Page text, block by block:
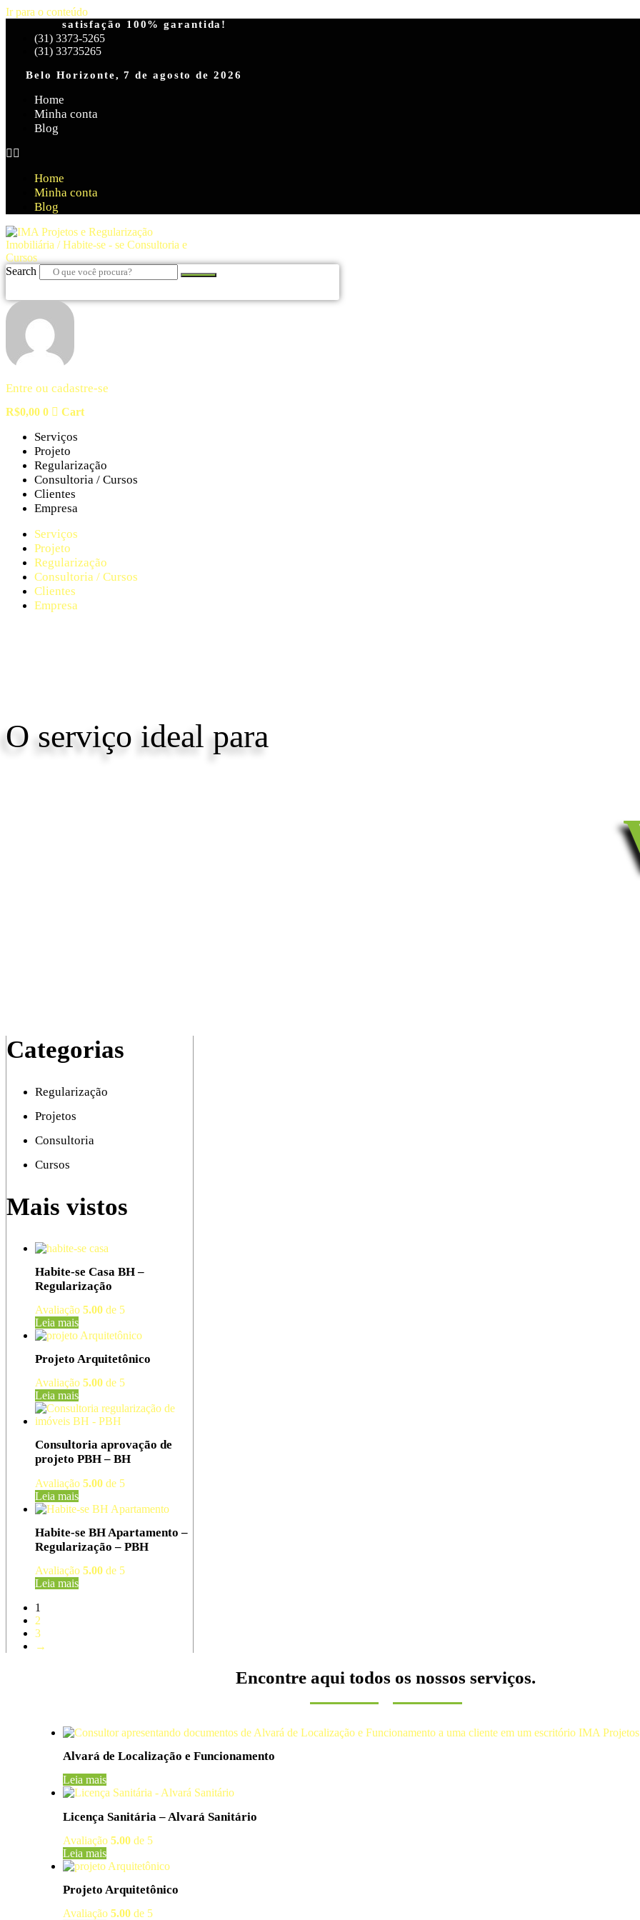
Ir para o conteúdo
satisfação 100% garantida!
(31) 3373-5265
(31) 33735265
Belo Horizonte, 7 de agosto de 2026
Home
Minha conta
Blog
Home
Minha conta
Blog
Search
Entre ou cadastre-se
R$0,00 0 Cart
Serviços
Projeto
Regularização
Consultoria / Cursos
Clientes
Empresa
Serviços
Projeto
Regularização
Consultoria / Cursos
Clientes
Empresa
O serviço ideal para
Categorias
Regularização
Projetos
Consultoria
Cursos
Mais vistos
Habite-se Casa BH –
Regularização
Avaliação 5.00 de 5
Leia mais
Projeto Arquitetônico
Avaliação 5.00 de 5
Leia mais
Consultoria aprovação de
projeto PBH – BH
Avaliação 5.00 de 5
Leia mais
Habite-se BH Apartamento –
Regularização – PBH
Avaliação 5.00 de 5
Leia mais
1
2
3
→
Encontre aqui todos os nossos serviços.
Alvará de Localização e Funcionamento
Leia mais
Licença Sanitária – Alvará Sanitário
Avaliação 5.00 de 5
Leia mais
Projeto Arquitetônico
Avaliação 5.00 de 5